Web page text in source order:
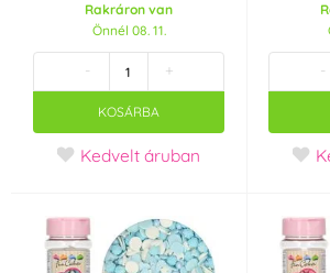
Rakráron van
Önnél 08. 11.
- +
KOSÁRBA
Kedvelt áruban
-